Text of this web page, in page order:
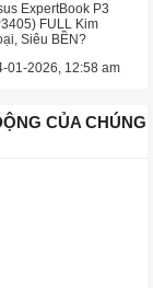
ExpertBook P3
FULL Kim
Siêu BỀN?
01-2026, 12:58 am
CỦA CHÚNG